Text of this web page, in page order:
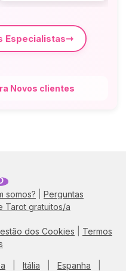
Especialistas
Novos clientes
somos?
Perguntas
Tarot gratuitos/a
dos Cookies
Termos
Itália Espanha